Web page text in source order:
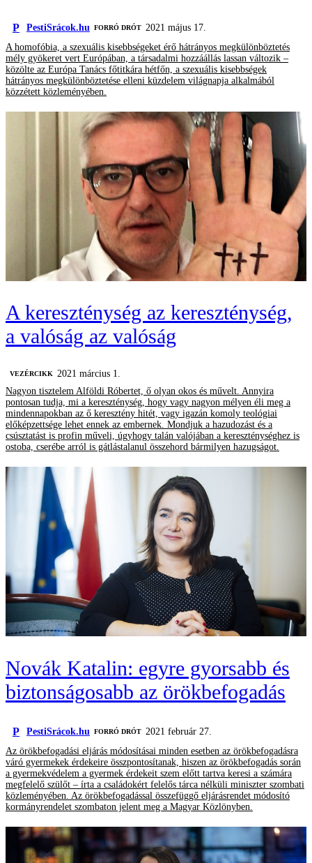
P PestiSrácok.hu FORRÓ DRÓT
2021 május 17.
A homofóbia, a szexuális kisebbségeket érő hátrányos megkülönböztetés
mély gyökeret vert Európában, a társadalmi hozzáállás lassan változik –
közölte az Európa Tanács főtitkára hétfőn, a szexuális kisebbségek
hátrányos megkülönböztetése elleni küzdelem világnapja alkalmából
közzétett közleményében.
A kereszténység az kereszténység,
a valóság az valóság
VEZÉRCIKK 2021 március 1.
Nagyon tisztelem Alföldi Róbertet, ő olyan okos és művelt. Annyira
pontosan tudja, mi a kereszténység, hogy vagy nagyon mélyen éli meg a
mindennapokban az ő keresztény hitét, vagy igazán komoly teológiai
előképzettsége lehet ennek az embernek. Mondjuk a hazudozást és a
csúsztatást is profin műveli, úgyhogy talán valójában a kereszténységhez is
ostoba, cserébe arról is gátlástalanul összehord bármilyen hazugságot.
Novák Katalin: egyre gyorsabb és
biztonságosabb az örökbefogadás
P PestiSrácok.hu FORRÓ DRÓT 2021 február 27.
Az örökbefogadási eljárás módosításai minden esetben az örökbefogadásra
váró gyermekek érdekeire összpontosítanak, hiszen az örökbefogadás során
a gyermekvédelem a gyermek érdekeit szem előtt tartva keresi a számára
megfelelő szülőt – írta a családokért felelős tárca nélküli miniszter szombati
közleményében. Az örökbefogadással összefüggő eljárásrendet módosító
kormányrendelet szombaton jelent meg a Magyar Közlönyben.